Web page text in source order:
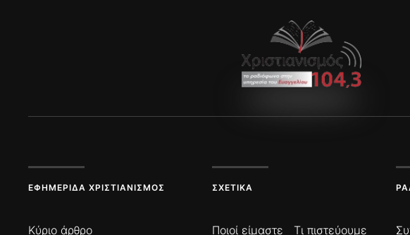
ΕΦΗΜΕΡΊΔΑ ΧΡΙΣΤΙΑΝΙΣΜΌΣ
Κύριο άρθρο
ΣΧΕΤΙΚΆ
Ποιοί είμαστε
Τι πιστεύουμε